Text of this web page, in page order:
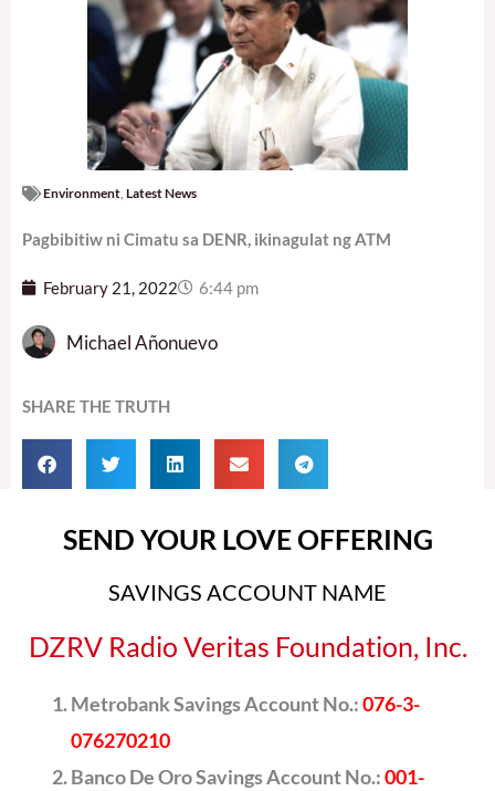
Environment Latest News
Pagbibitiw ni Cimatu sa DENR, ikinagulat ng ATM
February 21, 2022 6:44 pm
Michael Añonuevo
SHARE THE TRUTH
SEND YOUR LOVE OFFERING
SAVINGS ACCOUNT NAME
DZRV Radio Veritas Foundation, Inc.
Metrobank Savings Account No.:076-3-
076270210
Banco De Oro Savings Account No.:001-